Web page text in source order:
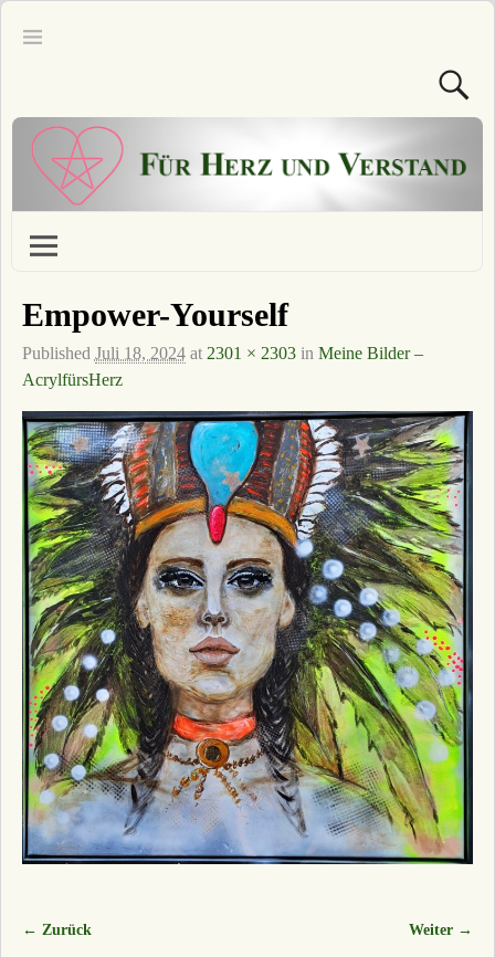
Empower-Yourself
Published Juli 18, 2024at 2301 × 2303in Meine Bilder –
AcrylfürsHerz
← Zurück Weiter →